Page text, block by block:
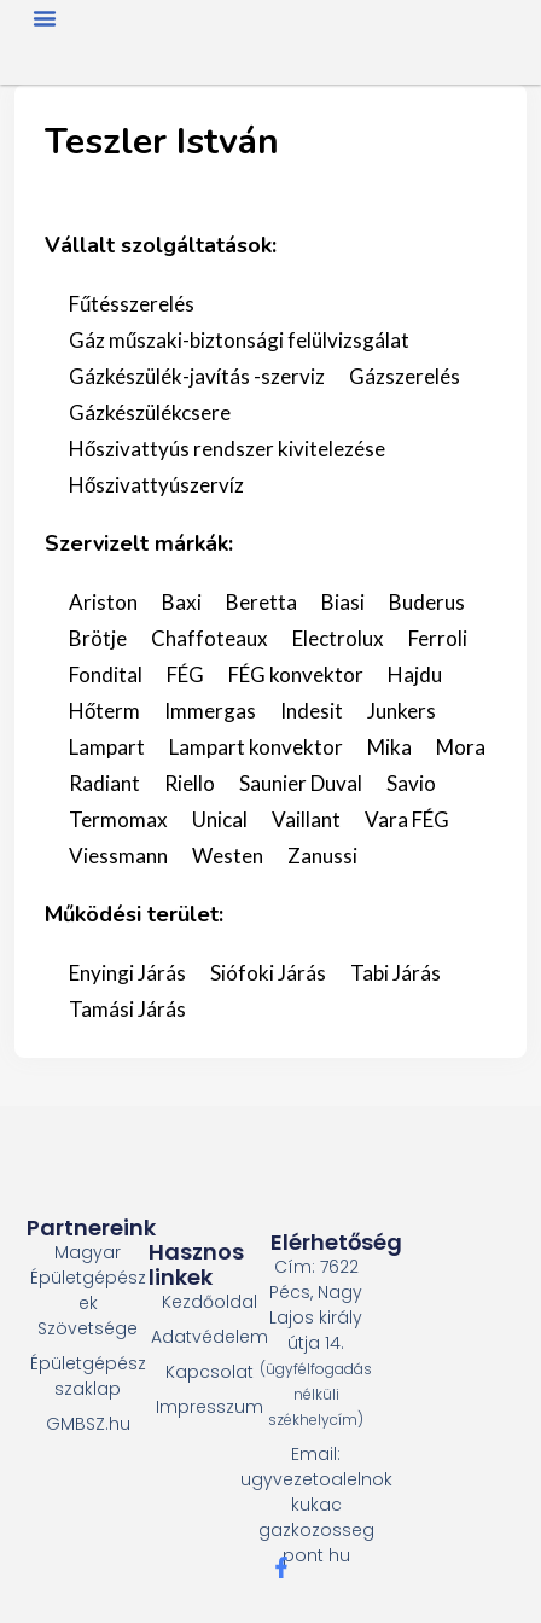
Teszler István
Vállalt szolgáltatások:
Fűtésszerelés
Gáz műszaki-biztonsági felülvizsgálat
Gázkészülék-javítás -szerviz
Gázszerelés
Gázkészülékcsere
Hőszivattyús rendszer kivitelezése
Hőszivattyúszervíz
Szervizelt márkák:
Ariston Baxi Beretta Biasi
Buderus
Brötje
Chaffoteaux Electrolux
Ferroli
Fondital
FÉG FÉG konvektor
Hajdu
Hőterm
Immergas Indesit
Junkers
Lampart
Lampart konvektor Mika
Mora
Radiant
Riello Saunier Duval
Savio
Termomax
Unical Vaillant
Vara FÉG
Viessmann
Westen Zanussi
Működési terület:
Enyingi Járás Siófoki Járás
Tabi Járás
Tamási Járás
Elérhetőség
Cím: 7622
Pécs, Nagy
Lajos király
útja 14.
(ügyfélfogadás
nélküli
székhelycím)
Email:
ugyvezetoalelnok
kukac
gazkozosseg
pont hu
Hasznos
linkek
Kezdőoldal
Adatvédelem
Kapcsolat
Impresszum
Partnereink
Magyar
Épületgépész
ek
Szövetsége
Épületgépész
szaklap
GMBSZ.hu